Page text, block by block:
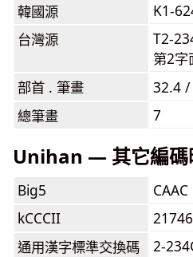
韓國源
K1-
台灣源
T2-
第2字
部首 . 筆畫
32.4 /
總筆畫
7
Unihan — 其它編碼
Big5
CAAC
kCCCII
通用漢字標準交換碼
2-